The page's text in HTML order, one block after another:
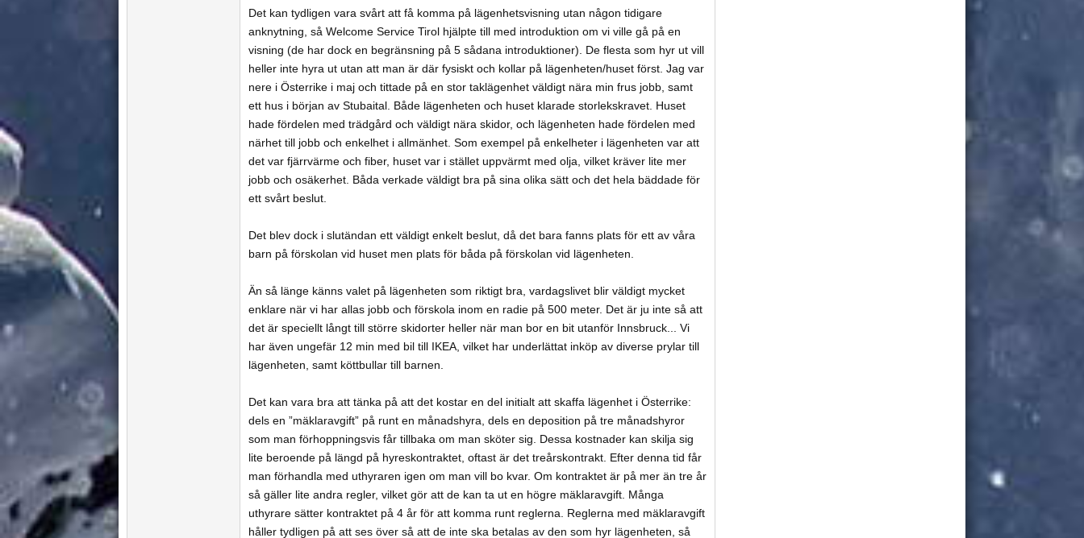
Det kan tydligen vara svårt att få komma på lägenhetsvisning utan någon tidigare
anknytning, så Welcome Service Tirol hjälpte till med introduktion om vi ville gå på en
visning (de har dock en begränsning på 5 sådana introduktioner). De flesta som hyr ut vill
heller inte hyra ut utan att man är där fysiskt och kollar på lägenheten/huset först. Jag var
nere i Österrike i maj och tittade på en stor taklägenhet väldigt nära min frus jobb, samt
ett hus i början av Stubaital. Både lägenheten och huset klarade storlekskravet. Huset
hade fördelen med trädgård och väldigt nära skidor, och lägenheten hade fördelen med
närhet till jobb och enkelhet i allmänhet. Som exempel på enkelheter i lägenheten var att
det var fjärrvärme och fiber, huset var i stället uppvärmt med olja, vilket kräver lite mer
jobb och osäkerhet. Båda verkade väldigt bra på sina olika sätt och det hela bäddade för
ett svårt beslut.
Det blev dock i slutändan ett väldigt enkelt beslut, då det bara fanns plats för ett av våra
barn på förskolan vid huset men plats för båda på förskolan vid lägenheten.
Än så länge känns valet på lägenheten som riktigt bra, vardagslivet blir väldigt mycket
enklare när vi har allas jobb och förskola inom en radie på 500 meter. Det är ju inte så att
det är speciellt långt till större skidorter heller när man bor en bit utanför Innsbruck... Vi
har även ungefär 12 min med bil till IKEA, vilket har underlättat inköp av diverse prylar till
lägenheten, samt köttbullar till barnen.
Det kan vara bra att tänka på att det kostar en del initialt att skaffa lägenhet i Österrike:
dels en ”mäklaravgift” på runt en månadshyra, dels en deposition på tre månadshyror
som man förhoppningsvis får tillbaka om man sköter sig. Dessa kostnader kan skilja sig
lite beroende på längd på hyreskontraktet, oftast är det treårskontrakt. Efter denna tid får
man förhandla med uthyraren igen om man vill bo kvar. Om kontraktet är på mer än tre år
så gäller lite andra regler, vilket gör att de kan ta ut en högre mäklaravgift. Många
uthyrare sätter kontraktet på 4 år för att komma runt reglerna. Reglerna med mäklaravgift
håller tydligen på att ses över så att de inte ska betalas av den som hyr lägenheten, så